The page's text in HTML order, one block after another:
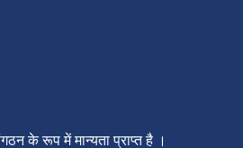
के रूप में मान्यता प्राप्त है ।